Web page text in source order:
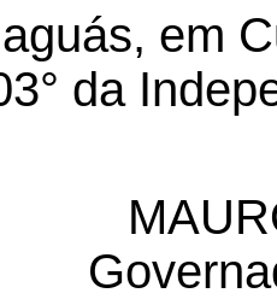
em
da